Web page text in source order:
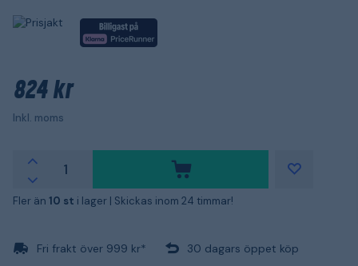
824 kr
Inkl. moms
Fler än 10 st i lager | Skickas inom 24 timmar!
Fri frakt över 999 kr* 30 dagars öppet köp